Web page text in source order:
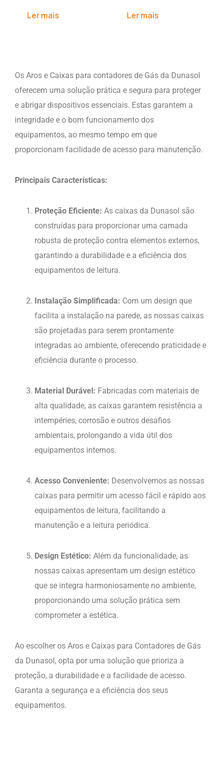
Ler mais Ler mais
Os Aros e Caixas para contadores de Gás da Dunasol
oferecem uma solução prática e segura para proteger
e abrigar dispositivos essenciais. Estas garantem a
integridade e o bom funcionamento dos
equipamentos, ao mesmo tempo em que
proporcionam facilidade de acesso para manutenção.
Principais Características:
Proteção Eficiente: As caixas da Dunasol são
construídas para proporcionar uma camada
robusta de proteção contra elementos externos,
garantindo a durabilidade e a eficiência dos
equipamentos de leitura.
Instalação Simplificada: Com um design que
facilita a instalação na parede, as nossas caixas
são projetadas para serem prontamente
integradas ao ambiente, oferecendo praticidade e
eficiência durante o processo.
Material Durável: Fabricadas com materiais de
alta qualidade, as caixas garantem resistência a
intempéries, corrosão e outros desafios
ambientais, prolongando a vida útil dos
equipamentos internos.
Acesso Conveniente: Desenvolvemos as nossas
caixas para permitir um acesso fácil e rápido aos
equipamentos de leitura, facilitando a
manutenção e a leitura periódica.
Design Estético: Além da funcionalidade, as
nossas caixas apresentam um design estético
que se integra harmoniosamente no ambiente,
proporcionando uma solução prática sem
comprometer a estética.
Ao escolher os Aros e Caixas para Contadores de Gás
da Dunasol, opta por uma solução que prioriza a
proteção, a durabilidade e a facilidade de acesso.
Garanta a segurança e a eficiência dos seus
equipamentos.